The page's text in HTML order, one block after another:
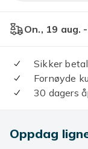
On., 19 aug.
Sikker
Fornøyde
30 dagers
Oppdag